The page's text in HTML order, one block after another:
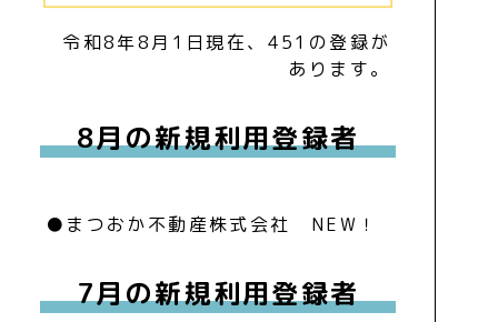
令和8年8月1日現在、451の登録が
あります。
8月の新規利用登録者
●まつおか不動産株式会社 NEW！
7月の新規利用登録者